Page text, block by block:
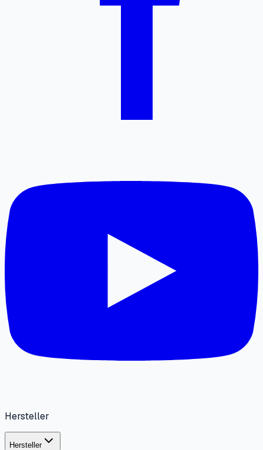
Hersteller
Hersteller